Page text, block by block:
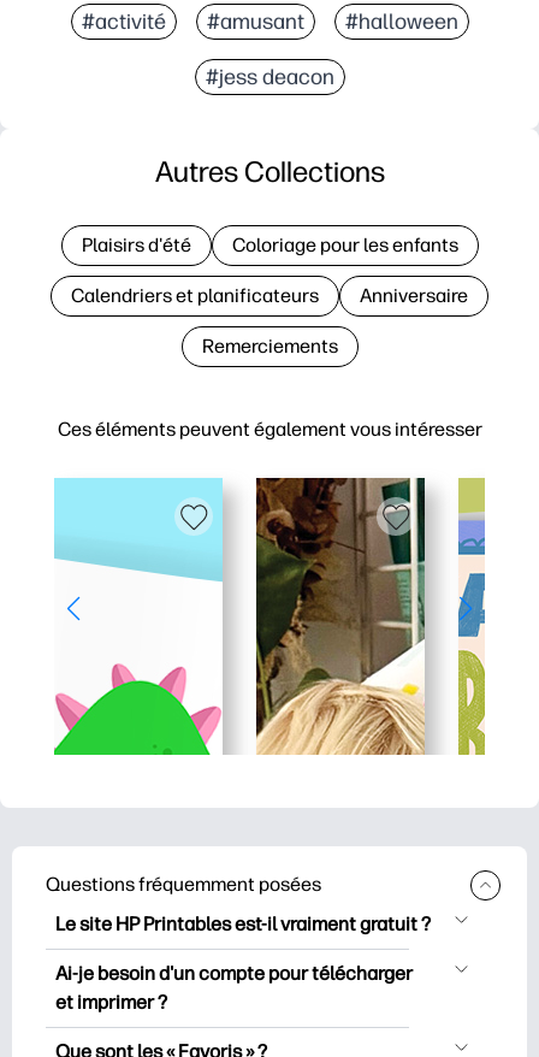
#activité #amusant #halloween
#jess deacon
Ces éléments peuvent également vous intéresser
Autres Collections
Plaisirs d'été Coloriage pour les enfants
Calendriers et planificateurs Anniversaire
Remerciements
Questions fréquemment posées
Le site HP Printables est-il vraiment gratuit ?
HP Printables propose plus de 2500
documents imprimables gratuits à
télécharger et à imprimer. Découvrez
des pages de coloriage populaires, des
Ai-je besoin d'un compte pour télécharger
et imprimer ?
Vous pouvez explorer et imprimer sans
Que sont les « Favoris » ?